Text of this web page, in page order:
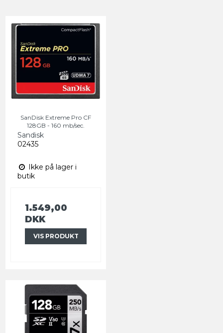
SanDisk Extreme Pro CF
128GB - 160 mb/sec.
Sandisk
02435
Ikke på lager i
butik
1.549,00
DKK
VIS PRODUKT